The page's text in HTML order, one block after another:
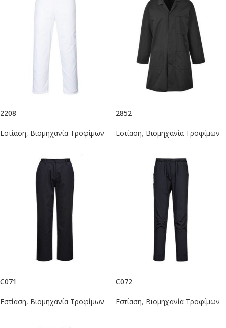
2208
Εστίαση, Βιομηχανία Τροφίμων
2852
Εστίαση, Βιομηχανία Τροφίμων
C071
Εστίαση, Βιομηχανία Τροφίμων
C072
Εστίαση, Βιομηχανία Τροφίμων